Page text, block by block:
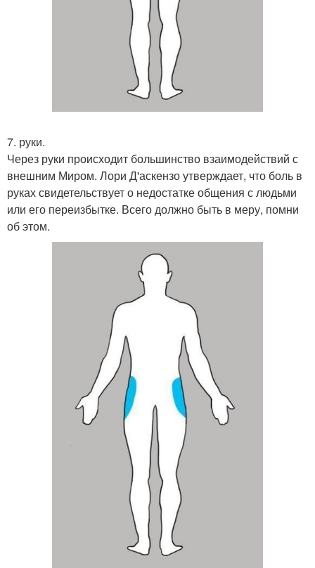
7. руки.
Через руки происходит большинство взаимодействий с
внешним Миром. Лори Д'аскензо утверждает, что боль в
руках свидетельствует о недостатке общения с людьми
или его переизбытке. Всего должно быть в меру, помни
об этом.